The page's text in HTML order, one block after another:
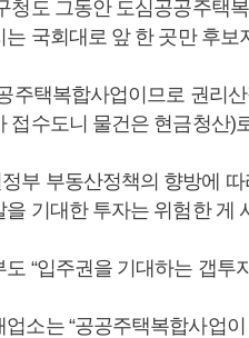
청도 그동안 도심공공주택
국회대로 앞 한 곳만 후보
주택복합사업이므로 권리
접수도니 물건은 현금청산)
부 부동산정책의 향방에
기대한 투자는 위험한 게
“입주권을 기대하는 갭투
소는 “공공주택복합사업